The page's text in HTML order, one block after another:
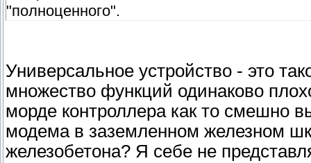
"полноценного".
Универсальное устройство - это
множество функций одинаково
морде контроллера как то смешно
модема в заземленном железном
железобетона? Я себе не